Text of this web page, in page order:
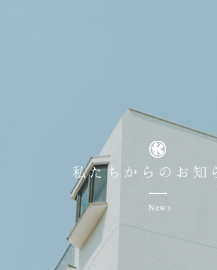
私たちからのお知
News